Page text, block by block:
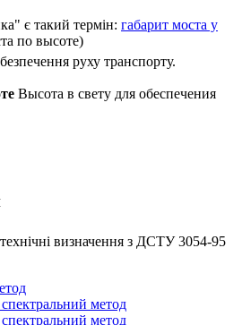
є такий термін: габарит моста у
по высоте)
руху транспорту.
Высота в свету для обеспечения
визначення з ДСТУ 3054-95
метод
метод